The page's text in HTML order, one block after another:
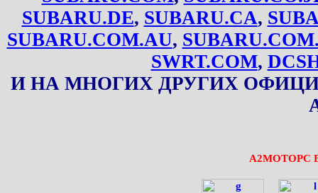
SUBARU.DE, SUBARU.CA,
SUBARU.COM.AU,
SWRT.COM,
И НА МНОГИХ ДРУГИХ
А2МОТОРС